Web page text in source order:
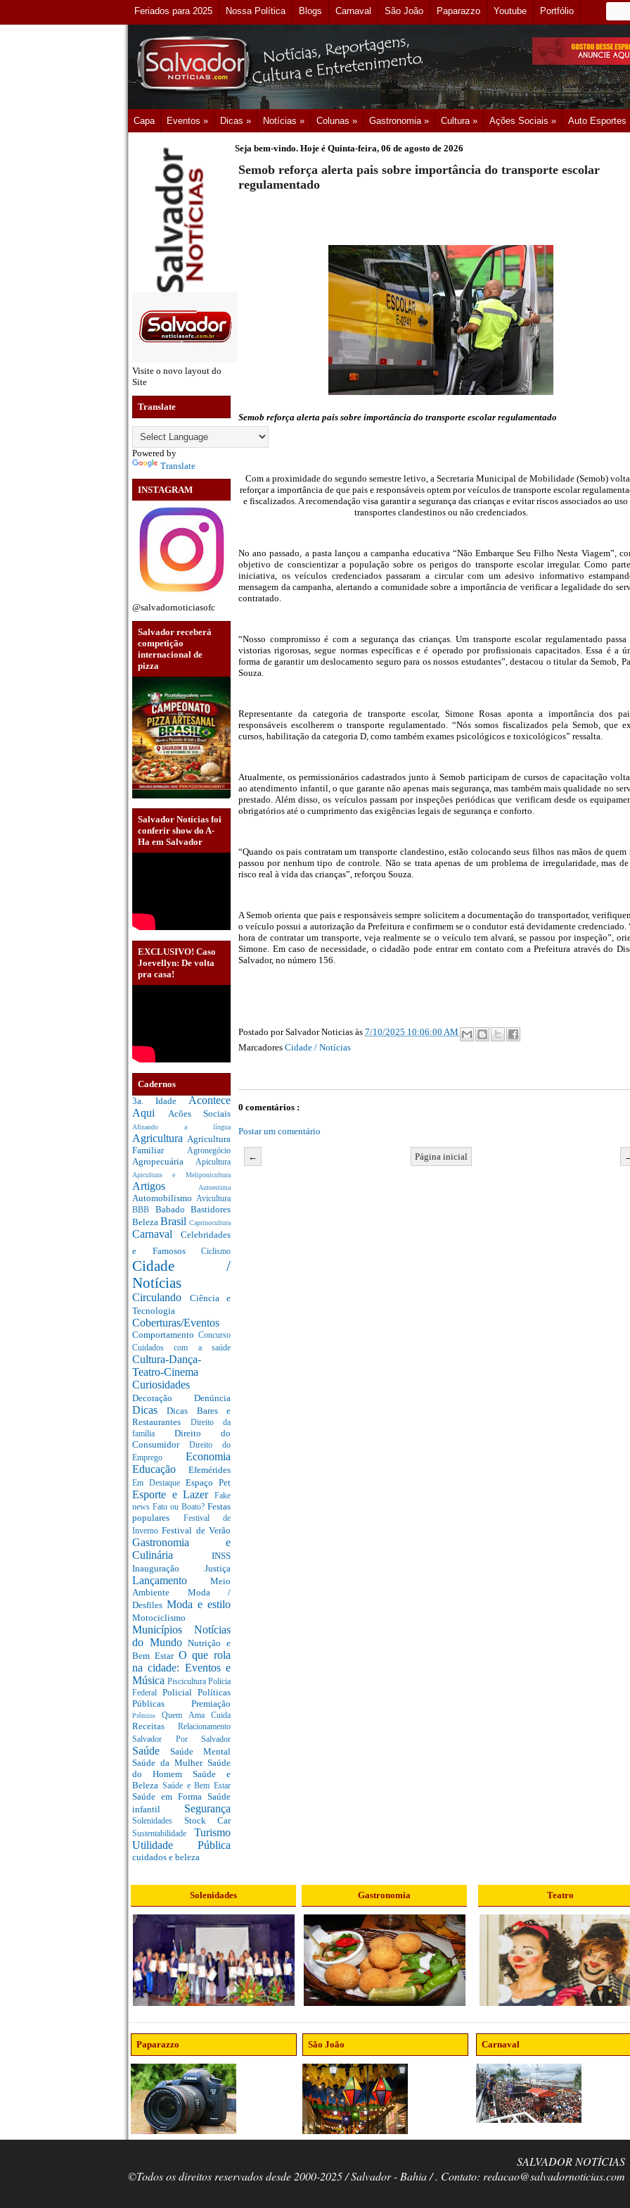
Feriados para 2025 Nossa Política Blogs Carnaval São João Paparazzo Youtube Portfólio
Capa Eventos » Dicas » Notícias » Colunas » Gastronomia » Cultura » Ações Sociais » Auto Esportes
Visite o novo layout do
Site
Translate
Powered by
Translate
INSTAGRAM
@salvadornoticiasofc
Salvador receberá
competição
internacional de
pizza
Salvador Notícias foi
conferir show do A-
Ha em Salvador
EXCLUSIVO! Caso
Joevellyn: De volta
pra casa!
Cadernos
3a. Idade Acontece
Aqui Acões Sociais
Afinando a língua
Agricultura Agricultura
Familiar Agronegócio
Agropecuária Apicultura
Apicultura e Meliponicultura
Artigos Autoestima
Automobilismo Avicultura
BBB Babado Bastidores
Beleza Brasil Caprinocultura
Carnaval Celebridades
e Famosos Ciclismo
Cidade /
Notícias
Circulando Ciência e
Tecnologia
Coberturas/Eventos
Comportamento Concurso
Cuidados com a saúde
Cultura-Dança-
Teatro-Cinema
Curiosidades
Decoração Denúncia
DicasDicas Bares e
Restaurantes
Direito da
família Direito do
Consumidor Direito do
Emprego Economia
Educação Efemérides
Em Destaque Espaço Pet
Esporte e Lazer
Fake
news Fato ou Boato? Festas
populares
Festival de
InvernoFestival de Verão
Gastronomia e
Culinária INSS
Inauguração Justiça
Lançamento Meio
Ambiente Moda /
Desfiles Moda e estilo
Motociclismo
Municípios Notícias
do MundoNutrição e
Bem Estar O que rola
na cidade: Eventos e
Música Piscicultura Policia
Federal Policial Políticas
Públicas Premiação
PrêmiosQuem Ama Cuida
Receitas Relacionamento
Salvador Por Salvador
Saúde Saúde Mental
Saúde da Mulher Saúde
do Homem Saúde e
Beleza Saúde e Bem Estar
Saúde em Forma Saúde
infantil Segurança
Solenidades Stock Car
Sustentabilidade Turismo
Utilidade Pública
cuidados e beleza
Seja bem-vindo. Hoje é Quinta-feira, 06 de agosto de 2026
Semob reforça alerta pais sobre importância do transporte escolar
regulamentado
Semob reforça alerta pais sobre importância do transporte escolar regulamentado
Com a proximidade do segundo semestre letivo, a Secretaria Municipal de Mobilidade (Semob)
reforçar a importância de que pais e responsáveis optem por veículos de transporte escolar
e fiscalizados. A recomendação visa garantir a segurança das crianças e evitar riscos associados ao uso
transportes clandestinos ou não credenciados.
No ano passado, a pasta lançou a campanha educativa “Não Embarque Seu Filho Nesta Viagem”,
objetivo de conscientizar a população sobre os perigos do transporte escolar irregular. Como
iniciativa, os veículos credenciados passaram a circular com um adesivo informativo
mensagem da campanha, alertando a comunidade sobre a importância de verificar a legalidade do
contratado.
“Nosso compromisso é com a segurança das crianças. Um transporte escolar regulamentado
vistorias rigorosas, segue normas específicas e é operado por profissionais capacitados. Essa é a
forma de garantir um deslocamento seguro para os nossos estudantes”, destacou o titular da Semob,
Souza.
Representante da categoria de transporte escolar, Simone Rosas aponta a importância dos
responsáveis escolherem o transporte regulamentado. “Nós somos fiscalizados pela Semob, que
cursos, habilitação da categoria D, como também exames psicológicos e toxicológicos” ressalta.
Atualmente, os permissionários cadastrados junto à Semob participam de cursos de capacitação
ao atendimento infantil, o que garante não apenas mais segurança, mas também mais qualidade no
prestado. Além disso, os veículos passam por inspeções periódicas que verificam desde os
obrigatórios até o cumprimento das exigências legais de segurança e conforto.
“Quando os pais contratam um transporte clandestino, estão colocando seus filhos nas mãos de quem
passou por nenhum tipo de controle. Não se trata apenas de um problema de irregularidade, mas
risco real à vida das crianças”, reforçou Souza.
A Semob orienta que pais e responsáveis sempre solicitem a documentação do transportador,
o veículo possui a autorização da Prefeitura e confirmem se o condutor está devidamente credenciado.
hora de contratar um transporte, veja realmente se o veículo tem alvará, se passou por inspeção”,
Simone. Em caso de necessidade, o cidadão pode entrar em contato com a Prefeitura através do
Salvador, no número 156.
Postado porSalvador Noticias às 7/10/2025 10:06:00 AM
Marcadores Cidade / Notícias
0 comentários :
Postar um comentário
← Página inicial
Solenidades Gastronomia Teatro
Paparazzo São João Carnaval
SALVADOR NOTÍCIAS
©Todos os direitos reservados desde 2000-2025 / Salvador - Bahia / . Contato: redacao@salvadornoticias.com